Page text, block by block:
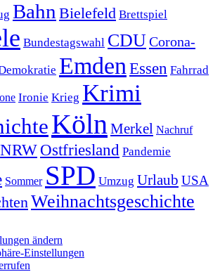
Bahn Bielefeld Brettspiel
Bundestagswahl CDUCorona-
Emden Essen Fahrrad
Ironie Krieg Krimi
Köln Merkel Nachruf
NRWOstfriesland Pandemie
Sommer SPD Umzug Urlaub USA
Weihnachtsgeschichte
ändern
Einstellungen